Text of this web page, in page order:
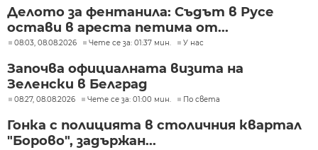
Делото за фентанила: Съдът в Русе
остави в ареста петима от...
08:03, 08.08.2026 Чете се за: 01:37 мин. У нас
Започва официалната визита на
Зеленски в Белград
08:27, 08.08.2026 Чете се за: 01:00 мин. По света
Гонка с полицията в столичния квартал
"Борово", задържан...